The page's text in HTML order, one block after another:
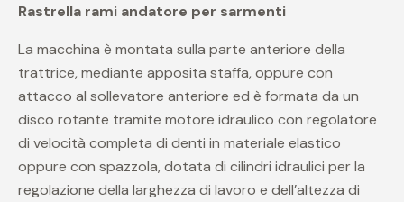
Rastrella rami andatore per sarmenti
La macchina è montata sulla parte anteriore della
trattrice, mediante apposita staffa, oppure con
attacco al sollevatore anteriore ed è formata da un
disco rotante tramite motore idraulico con regolatore
di velocità completa di denti in materiale elastico
oppure con spazzola, dotata di cilindri idraulici per la
regolazione della larghezza di lavoro e dell’altezza di